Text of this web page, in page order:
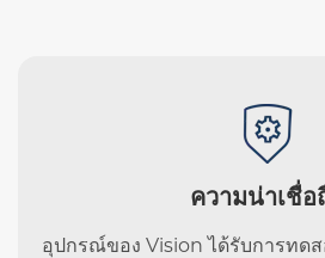
ความน่าเชื่อ
อุปกรณ์ของ Vision ได้รับการทด